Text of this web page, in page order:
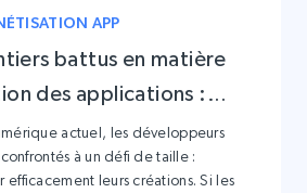
APP
battus en matière
des applications :
nouvelles et
actuel, les développeurs
à un défi de taille :
efficacement leurs créations. Si les